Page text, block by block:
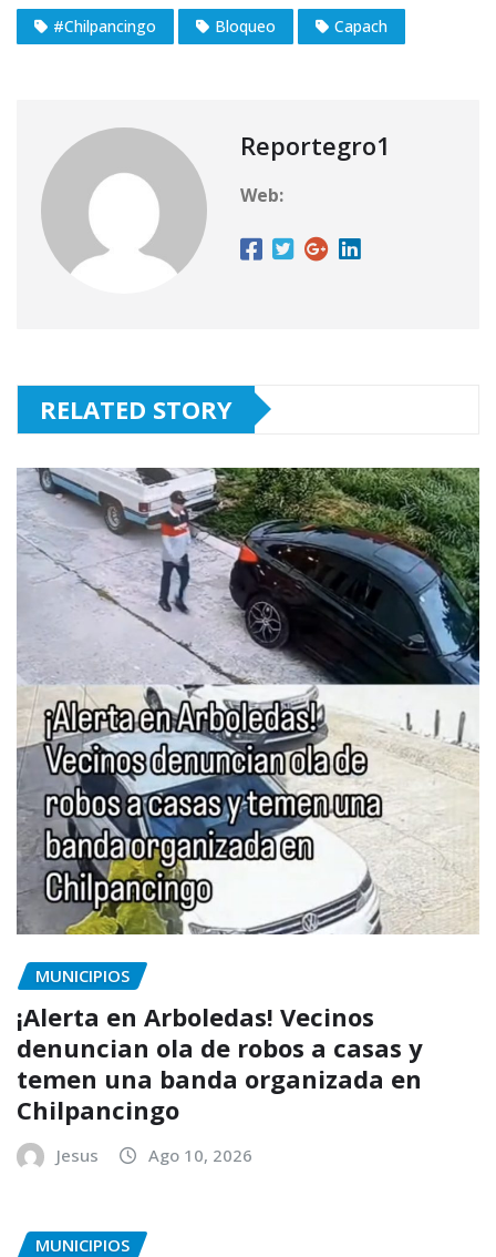
#Chilpancingo Bloqueo Capach
Reportegro1
Web:
RELATED STORY
MUNICIPIOS
¡Alerta en Arboledas! Vecinos
denuncian ola de robos a casas y
temen una banda organizada en
Chilpancingo
Jesus Ago 10, 2026
MUNICIPIOS